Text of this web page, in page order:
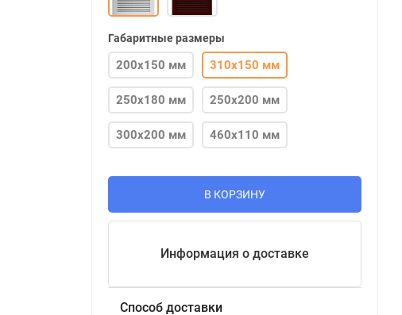
Габаритные размеры
200х150 мм 310х150 мм
250х180 мм 250х200 мм
300х200 мм 460х110 мм
В КОРЗИНУ
Информация о доставке
Способ доставки